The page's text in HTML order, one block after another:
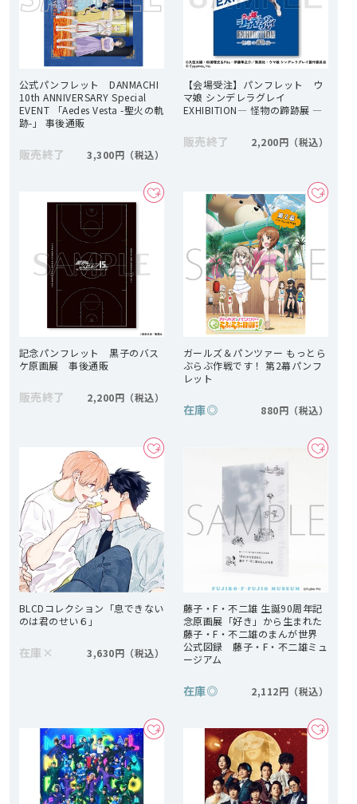
公式パンフレット DANMACHI
10th ANNIVERSARY Special
EVENT 「Aedes Vesta -聖火の軌
跡-」 事後通販
販売終了 3,300円
【会場受注】パンフレット ウ
マ娘 シンデレラグレイ
EXHIBITION― 怪物の蹄跡展 ―
販売終了 2,200円
記念パンフレット 黒子のバス
ケ原画展 事後通販
販売終了 2,200円
ガールズ＆パンツァー もっとら
ぶらぶ作戦です！ 第2幕パンフ
レット
在庫◎ 880円
BLCDコレクション「息できない
のは君のせい６」
在庫 × 3,630円
藤子・F・不二雄 生誕90周年記
念原画展「好き」から生まれた
藤子・F・不二雄のまんが世界
公式図録 藤子・F・不二雄ミュ
ージアム
在庫◎ 2,112円